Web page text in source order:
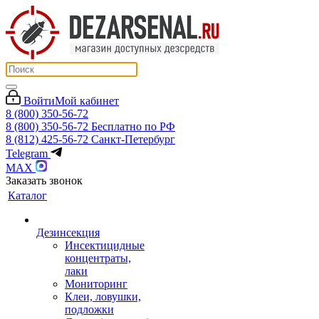
ВойтиМой кабинет
8 (800) 350-56-72
8 (800) 350-56-72 Бесплатно по РФ
8 (812) 425-56-72 Санкт-Петербург
Telegram
MAX
Заказать звонок
Каталог
Дезинсекция
Инсектицидные
концентраты,
лаки
Мониторинг
Клеи, ловушки,
подложки